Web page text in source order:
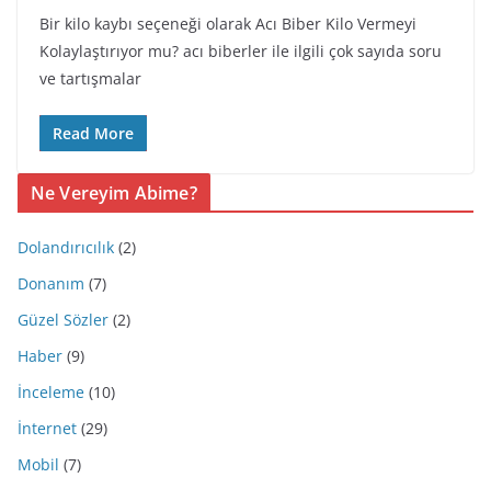
Bir kilo kaybı seçeneği olarak Acı Biber Kilo Vermeyi
Kolaylaştırıyor mu? acı biberler ile ilgili çok sayıda soru
ve tartışmalar
Read More
Ne Vereyim Abime?
Dolandırıcılık (2)
Donanım (7)
Güzel Sözler (2)
Haber (9)
İnceleme (10)
İnternet (29)
Mobil (7)